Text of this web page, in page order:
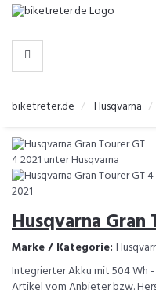
-
HERSTELLER
biketreter.de Husqvarna
Husqvarna Gran
Marke / Kategorie:
Integrierter Akku mit 504 Wh -
Artikel vom Anbieter bzw.